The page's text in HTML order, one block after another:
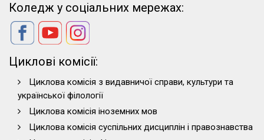
Коледж у соціальних мережах:
Циклові комісії:
Циклова комісія з видавничої справи, культури та
української філології
Циклова комісія іноземних мов
Циклова комісія суспільних дисциплін і правознавства